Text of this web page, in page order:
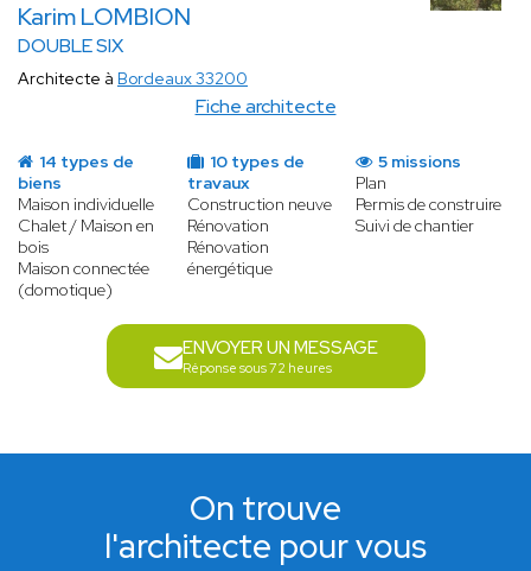
Karim LOMBION
DOUBLE SIX
Fiche architecte
Architecte à Bordeaux 33200
14 types de
biens
Maison individuelle
Chalet / Maison en
bois
Maison connectée
(domotique)
10 types de
travaux
Construction neuve
Rénovation
Rénovation
énergétique
5 missions
Plan
Permis de construire
Suivi de chantier
ENVOYER UN MESSAGE
Réponse sous 72 heures
On trouve
l'architecte pour vous